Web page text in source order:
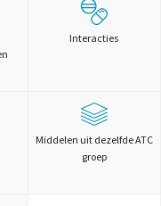
Interacties
Middelen uit dezelfde ATC
groep